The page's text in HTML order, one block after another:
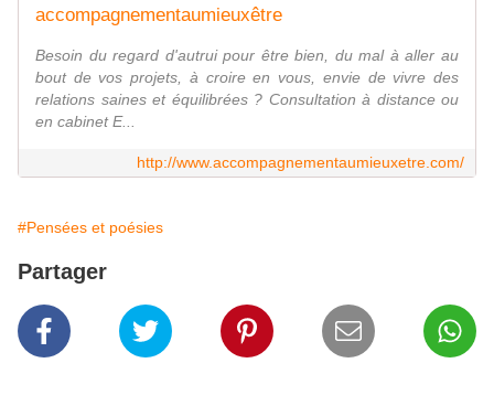
accompagnementaumieuxêtre
Besoin du regard d'autrui pour être bien, du mal à aller au
bout de vos projets, à croire en vous, envie de vivre des
relations saines et équilibrées ? Consultation à distance ou
en cabinet E...
http://www.accompagnementaumieuxetre.com/
#Pensées et poésies
Partager